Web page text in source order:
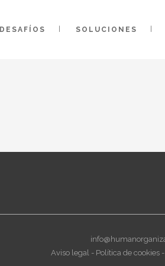
DESAFÍOS SOLUCIONES
Aviso legal - Política de cookies -